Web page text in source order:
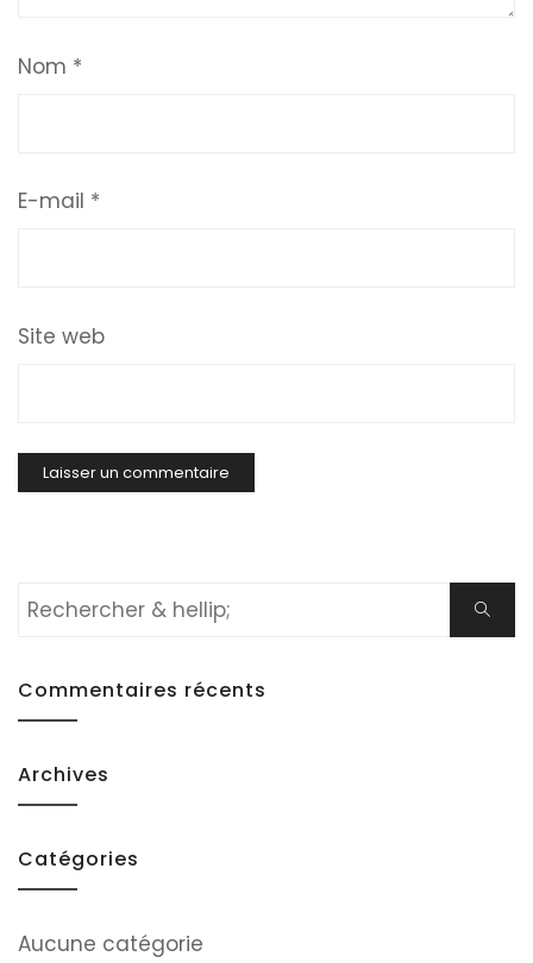
Nom *
E-mail *
Site web
Rechercher:
Commentaires récents
Archives
Catégories
Aucune catégorie